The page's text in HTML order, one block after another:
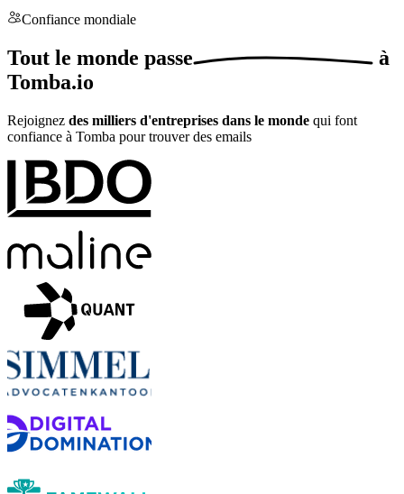
Confiance mondiale
Tout le monde passe
à
Tomba.io
Rejoignez des milliers d'entreprises dans le monde qui font
confiance à Tomba pour trouver des emails